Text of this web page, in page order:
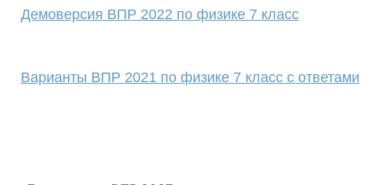
Демоверсия ВПР 2022 по физике 7 класс
Варианты ВПР 2021 по физике 7 класс с ответами